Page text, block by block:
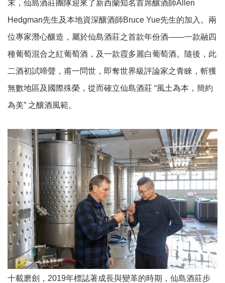
末，仙島酒莊團隊迎來了新西蘭知名首席釀酒師Allen
Hedgman先生及本地資深釀酒師Bruce Yue先生的加入。兩
位專家潛心釀造，屬於仙島酒莊之首款年份酒——一款融四
種葡萄混合之紅葡萄酒，及一款霞多麗白葡萄酒。隨後，此
二酒初試啼聲，甫一問世，即奪世界級評論家之青睞，斬獲
無數地區及國際殊榮，從而確立仙島酒莊 “風土為本，簡約
為美” 之釀酒風範。
十載磨劍，2019年標誌著成長與變革的時期，仙島酒莊步